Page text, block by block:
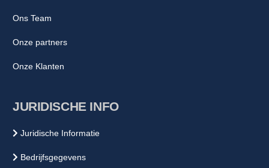
Ons Team
Onze partners
Onze Klanten
JURIDISCHE INFO
Juridische Informatie
Bedrijfsgegevens